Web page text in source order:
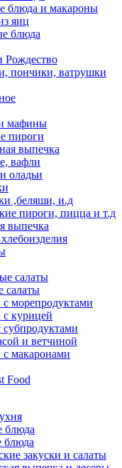
блюда и макароны
яиц
блюда
Рождество
пончики, ватрушки
мафины
пироги
выпечка
вафли
оладьи
,беляши, и.д
пироги, пицца и т.д
выпечка
салаты
салаты
морепродуктами
курицей
субпродуктами
и ветчиной
макаронами
Food
блюда
блюда
закуски и салаты